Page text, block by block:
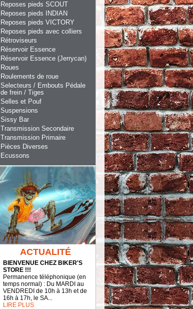
Reposes pieds SCOUT
Reposes pieds INDIAN
Reposes pieds VICTORY
Reposes pieds avec colliers
Rétroviseurs
Réservoir Essence
Réservoir Essence (Jerrycan)
Roues
Roulements de roue
Selecteurs / Embouts Pédale
de frein / Tiges
Selles et Pouf
Suspensions
Sissy Bar
Transmission Secondaire
Transmission Primaire
Pièces Diverses
Ecussons
ACTUALITÉ
BIENVENUE CHEZ BIKER'S
STORE !!!
Permanence téléphonique (en
temps normal) : Du MARDI au
VENDREDI de 10h à 13h et de
16h à 17h, le SA...
LIRE PLUS